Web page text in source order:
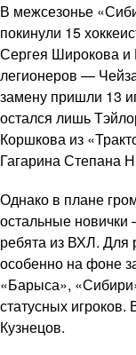
В межсезонье
покинули 15
Сергея Широкова и
легионеров —
замену пришли 13
остался лишь
Коршкова из
Гагарина Степана
Однако в плане
остальные
ребята из ВХЛ.
особенно на фоне
«Барыса»,
статусных
Кузнецов.